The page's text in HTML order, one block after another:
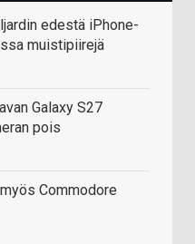
edestä iPhone-
muistipiirejä
Galaxy S27
pois
Commodore